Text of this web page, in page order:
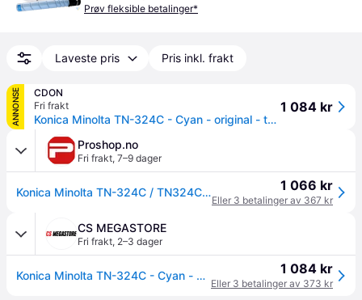
Prøv fleksible betalinger*
Laveste pris Pris inkl. frakt
ANNONSE
CDON
Fri frakt
Konica Minolta TN-324C - Cyan - original - tonerpatron - for bizhub C258, C308, C368
1 084 kr
Proshop.no
Fri frakt, 7–9 dager
Konica Minolta TN-324C / TN324C / A8DA450 1 066 kr
Eller 3 betalinger av 367 kr
CS MEGASTORE
Fri frakt, 2–3 dager
Konica Minolta TN-324C - Cyan - original - tonerpatron - for bizhub C258, C308, C368 1 084 kr
Eller 3 betalinger av 373 kr